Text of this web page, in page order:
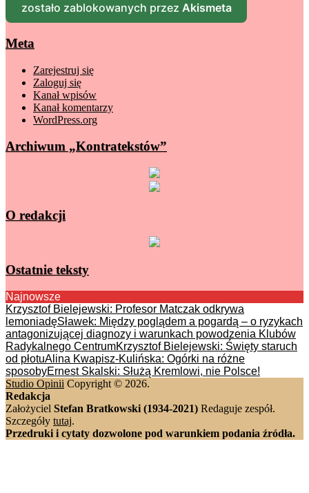
zostało zablokowanych przez Akismeta
Meta
Zarejestruj się
Zaloguj się
Kanał wpisów
Kanał komentarzy
WordPress.org
Archiwum „Kontratekstów”
O redakcji
Ostatnie teksty
Najnowsze
Krzysztof Bielejewski: Profesor Matczak odkrywa
lemoniadęSławek: Między poglądem a pogardą – o ryzykach
antagonizującej diagnozy i warunkach powodzenia Klubów
Radykalnego CentrumKrzysztof Bielejewski: Święty staruch
od płotuAlina Kwapisz-Kulińska: Ogórki na różne
sposobyErnest Skalski: Służą Kremlowi, nie Polsce!
Studio Opinii Copyright © 2026.
Redakcja
Założyciel Stefan Bratkowski (1934-2021) Redaguje zespół.
Szczegóły tutaj.
Przedruki i cytaty dozwolone pod warunkiem podania źródła.